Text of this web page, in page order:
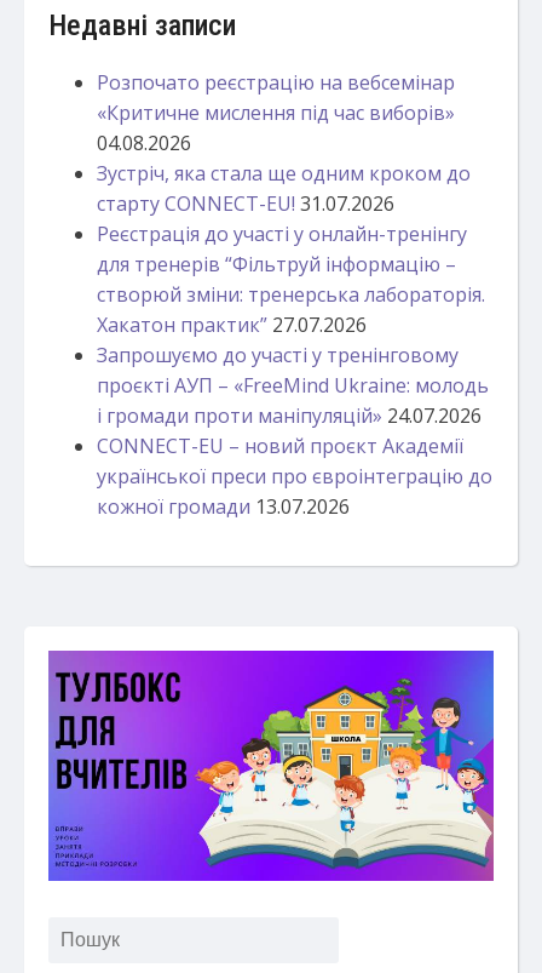
Недавні записи
Розпочато реєстрацію на вебсемінар
«Критичне мислення під час виборів»
04.08.2026
Зустріч, яка стала ще одним кроком до
старту CONNECT-EU! 31.07.2026
Реєстрація до участі у онлайн-тренінгу
для тренерів “Фільтруй інформацію –
створюй зміни: тренерська лабораторія.
Хакатон практик” 27.07.2026
Запрошуємо до участі у тренінговому
проєкті АУП – «FreeMind Ukraine: молодь
і громади проти маніпуляцій» 24.07.2026
CONNECT-EU – новий проєкт Академії
української преси про євроінтеграцію до
кожної громади 13.07.2026